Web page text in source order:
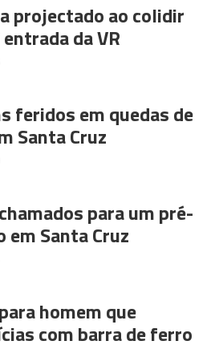
projectado ao colidir
da VR
feridos em quedas de
Santa Cruz
para um pré-
Santa Cruz
homem que
com barra de ferro